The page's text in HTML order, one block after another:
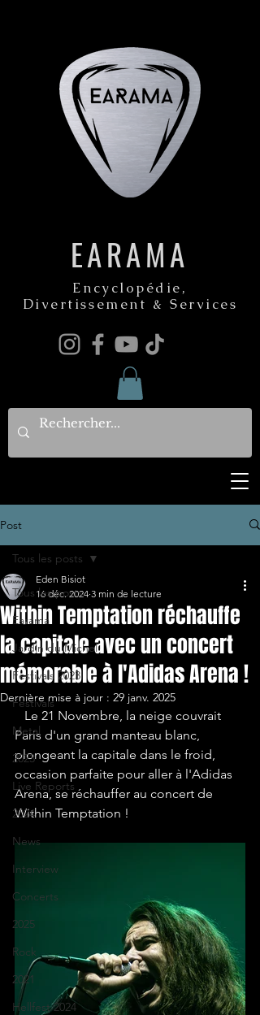
EARAMA
Encyclopédie,
Divertissement & Services
Post
Tous les posts
Earama
Jardin du Michel
Festivals 2023
Festivals
Metal
2023
Live Reports
2024
News
Interview
Concerts
2025
Rock
2021
Hellfest 2024
Tous les posts
Within Temptation réchauffe
la capitale avec un concert
mémorable à l'Adidas Arena !
Eden Bisiot
16 déc. 2024 3 min de lecture
Dernière mise à jour : 29 janv. 2025
Paris d'un grand manteau blanc,
plongeant la capitale dans le froid,
occasion parfaite pour aller à l'Adidas
Arena, se réchauffer au concert de
Within Temptation !